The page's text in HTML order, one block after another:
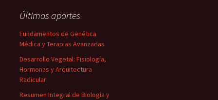
Últimos aportes
Fundamentos de Genética
Médica y Terapias Avanzadas
Desarrollo Vegetal: Fisiología,
Hormonas y Arquitectura
Radicular
Resumen Integral de Biología y